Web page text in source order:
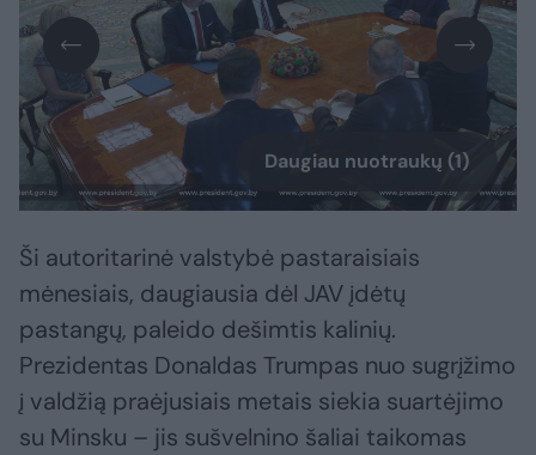
Daugiau nuotraukų (1)
Ši autoritarinė valstybė pastaraisiais
mėnesiais, daugiausia dėl JAV įdėtų
pastangų, paleido dešimtis kalinių.
Prezidentas Donaldas Trumpas nuo sugrįžimo
į valdžią praėjusiais metais siekia suartėjimo
su Minsku – jis sušvelnino šaliai taikomas